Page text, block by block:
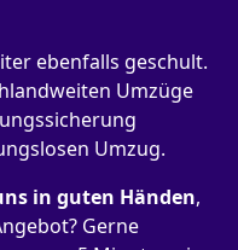
ebenfalls geschult.
Umzüge
Umzug.
in guten Händen,
Gerne